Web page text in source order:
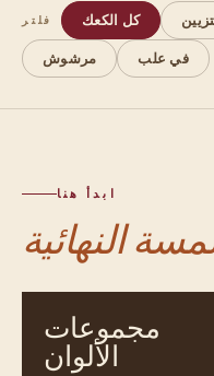
فلتر كل الكعك
مرشوش في علب
ابدأ هنا
مجموعات
الألوان